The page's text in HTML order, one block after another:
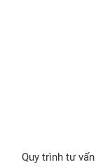
Quy trình tư